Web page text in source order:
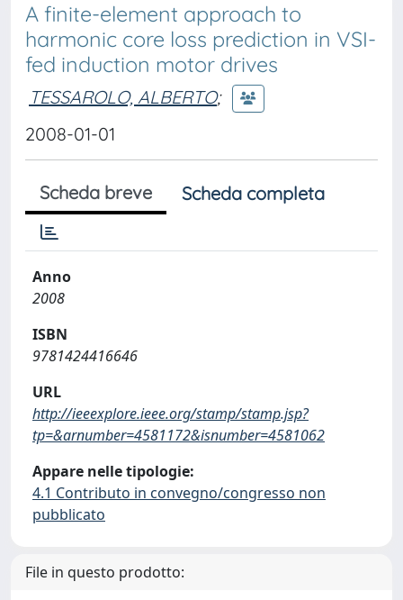
A finite-element approach to
harmonic core loss prediction in VSI-
fed induction motor drives
TESSAROLO, ALBERTO;
2008-01-01
Scheda breve Scheda completa
Anno
2008
ISBN
9781424416646
URL
http://ieeexplore.ieee.org/stamp/stamp.jsp?
tp=&arnumber=4581172&isnumber=4581062
Appare nelle tipologie:
4.1 Contributo in convegno/congresso non
pubblicato
File in questo prodotto: